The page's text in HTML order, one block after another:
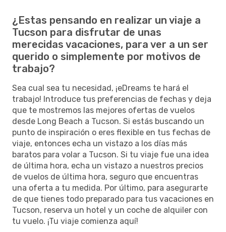
¿Estas pensando en realizar un viaje a
Tucson para disfrutar de unas
merecidas vacaciones, para ver a un ser
querido o simplemente por motivos de
trabajo?
Sea cual sea tu necesidad, ¡eDreams te hará el
trabajo! Introduce tus preferencias de fechas y deja
que te mostremos las mejores ofertas de vuelos
desde Long Beach a Tucson. Si estás buscando un
punto de inspiración o eres flexible en tus fechas de
viaje, entonces echa un vistazo a los días más
baratos para volar a Tucson. Si tu viaje fue una idea
de última hora, echa un vistazo a nuestros precios
de vuelos de última hora, seguro que encuentras
una oferta a tu medida. Por último, para asegurarte
de que tienes todo preparado para tus vacaciones en
Tucson, reserva un hotel y un coche de alquiler con
tu vuelo. ¡Tu viaje comienza aquí!